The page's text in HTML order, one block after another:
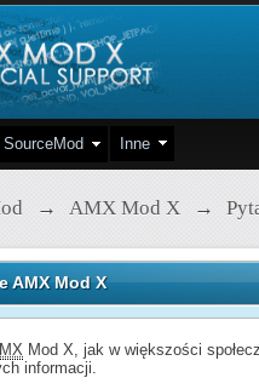
Inne
→ AMX Mod X →
AMX Mod X
Mod X, jak w większości
informacji.